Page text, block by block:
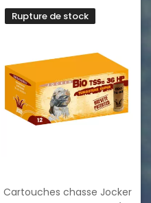
Rupture de stock
Cartouches chasse Jocker